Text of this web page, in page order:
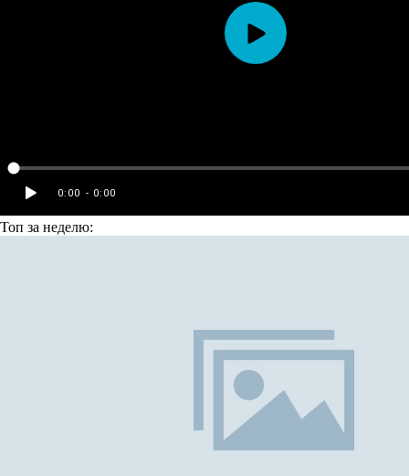
Топ за неделю: